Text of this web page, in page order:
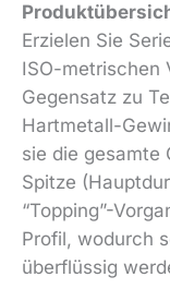
Erzielen Sie
ISO-metrischen
Gegensatz zu
Hartmetall-
sie die gesamte
Spitze
“Topping”-
Profil, wodurch
überflüssig